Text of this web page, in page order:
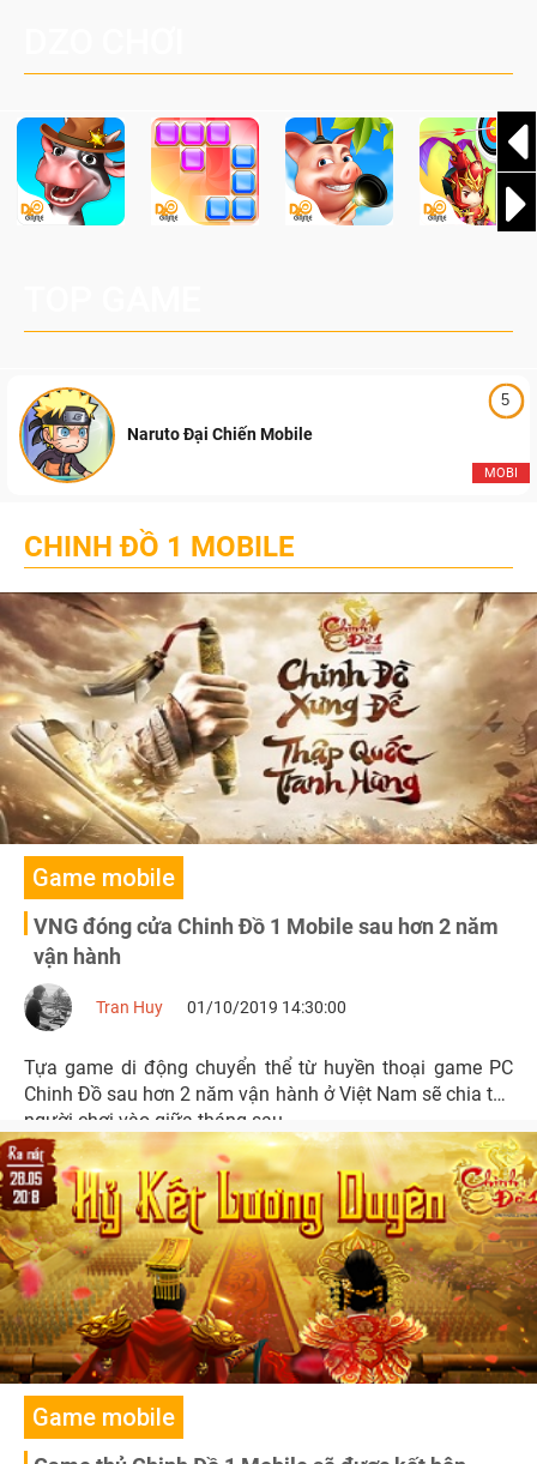
DZO CHƠI
TOP GAME
5
CHINH ĐỒ 1 MOBILE
Game mobile
VNG đóng cửa Chinh Đồ 1 Mobile sau hơn 2 năm
vận hành
Tựa game di động chuyển thể từ huyền thoại game PC
Chinh Đồ sau hơn 2 năm vận hành ở Việt Nam sẽ chia tay
người chơi vào giữa tháng sau.
Game mobile